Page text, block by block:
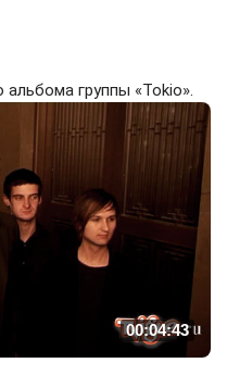
группы «Tokio».
00:04:43